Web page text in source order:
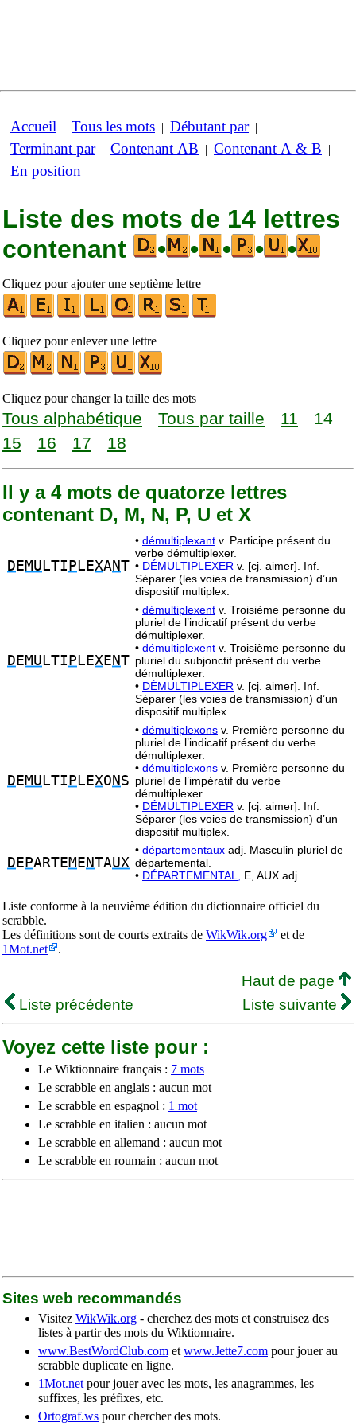
Accueil | Tous les mots | Débutant par|
Terminant par| Contenant AB | Contenant A & B |
En position
Liste des mots de 14 lettres
contenant
• • • • •
Cliquez pour ajouter une septième lettre
Cliquez pour enlever une lettre
Cliquez pour changer la taille des mots
Tous alphabétique Tous par taille 11
14
15
16 17 18
Il y a 4 mots de quatorze lettres
contenant D, M, N, P, U et X
D EMU LTI P LEXANT
• démultiplexant v. Participe présent du
verbe démultiplexer.
• DÉMULTIPLEXER v. [cj. aimer]. Inf.
Séparer (les voies de transmission) d’un
dispositif multiplex.
D EMU LTI P LEXE NT
• démultiplexent v. Troisième personne du
pluriel de l’indicatif présent du verbe
démultiplexer.
• démultiplexent v. Troisième personne du
pluriel du subjonctif présent du verbe
démultiplexer.
• DÉMULTIPLEXER v. [cj. aimer]. Inf.
Séparer (les voies de transmission) d’un
dispositif multiplex.
D EMU LTI P LEXO N S
• démultiplexons v. Première personne du
pluriel de l’indicatif présent du verbe
démultiplexer.
• démultiplexons v. Première personne du
pluriel de l’impératif du verbe
démultiplexer.
• DÉMULTIPLEXER v. [cj. aimer]. Inf.
Séparer (les voies de transmission) d’un
dispositif multiplex.
D E PARTEM E NTAUX
• départementaux adj. Masculin pluriel de
départemental.
• DÉPARTEMENTAL, E, AUX adj.
Liste conforme à la neuvième édition du dictionnaire officiel du
scrabble.
Les définitions sont de courts extraits de WikWik.org
et de
1Mot.net
.
Haut de page
Liste précédente
Liste suivante
Voyez cette liste pour :
Le Wiktionnaire français : 7 mots
Le scrabble en anglais : aucun mot
Le scrabble en espagnol : 1 mot
Le scrabble en italien : aucun mot
Le scrabble en allemand : aucun mot
Le scrabble en roumain : aucun mot
Sites web recommandés
Visitez WikWik.org - cherchez des mots et construisez des
listes à partir des mots du Wiktionnaire.
www.BestWordClub.com et www.Jette7.com pour jouer au
scrabble duplicate en ligne.
1Mot.net pour jouer avec les mots, les anagrammes, les
suffixes, les préfixes, etc.
Ortograf.ws pour chercher des mots.